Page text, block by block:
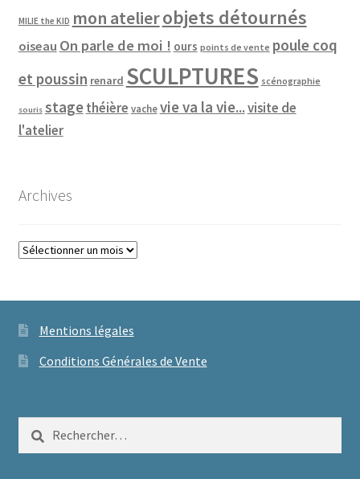
MILIE the KID mon atelierobjets détournés
oiseau On parle de moi ! ours points de vente poule coq
et poussin renard SCULPTURES scénographie
souris stagethéière vache vie va la vie...visite de
l'atelier
Archives
Archives
Mentions légales
Conditions Générales de Vente
Rechercher :